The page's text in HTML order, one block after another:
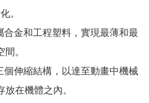
。
金和工程塑料，實現最薄和最
。
個伸縮結構，以達至動畫中機械
放在機體之內。